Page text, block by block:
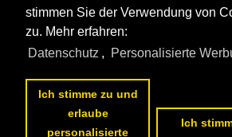
stimmen Sie der Verwendung von
zu. Mehr erfahren:
Datenschutz , Personalisierte
Ich stimme zu und
erlaube
personalisierte
Ich